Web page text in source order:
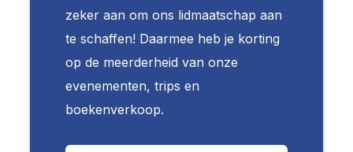
zeker aan om ons lidmaatschap aan
te schaffen! Daarmee heb je korting
op de meerderheid van onze
evenementen, trips en
boekenverkoop.